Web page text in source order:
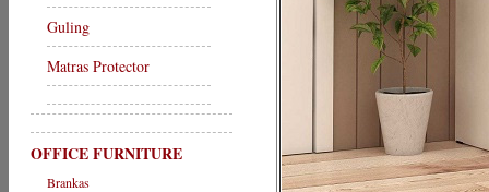
Guling
Matras Protector
OFFICE FURNITURE
Brankas